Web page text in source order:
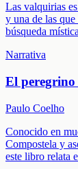
Las valquirias
y una de las
búsqueda
Narrativa
El peregrino
Paulo Coelho
Conocido en
Compostela y
este libro relata